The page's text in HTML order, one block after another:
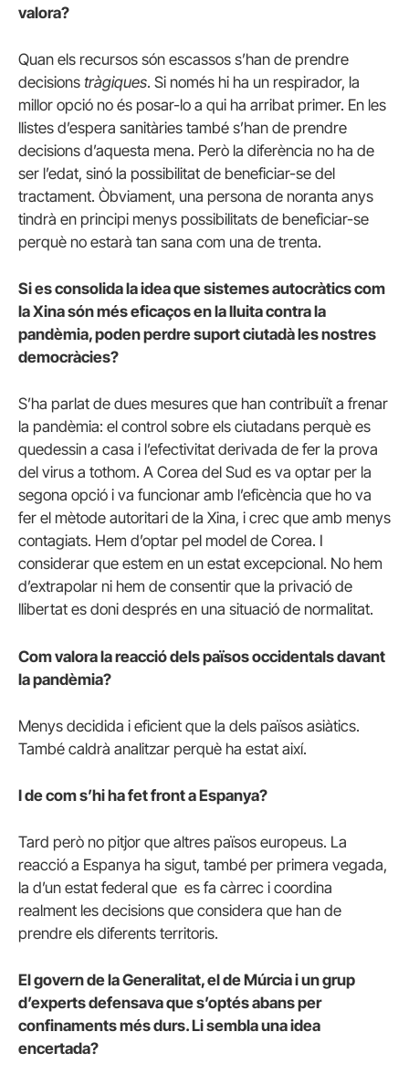
valora?
Quan els recursos són escassos s’han de prendre
decisions tràgiques. Si només hi ha un respirador, la
millor opció no és posar-lo a qui ha arribat primer. En les
llistes d’espera sanitàries també s’han de prendre
decisions d’aquesta mena. Però la diferència no ha de
ser l’edat, sinó la possibilitat de beneficiar-se del
tractament. Òbviament, una persona de noranta anys
tindrà en principi menys possibilitats de beneficiar-se
perquè no estarà tan sana com una de trenta.
Si es consolida la idea que sistemes autocràtics com
la Xina són més eficaços en la lluita contra la
pandèmia, poden perdre suport ciutadà les nostres
democràcies?
S’ha parlat de dues mesures que han contribuït a frenar
la pandèmia: el control sobre els ciutadans perquè es
quedessin a casa i l’efectivitat derivada de fer la prova
del virus a tothom. A Corea del Sud es va optar per la
segona opció i va funcionar amb l’eficència que ho va
fer el mètode autoritari de la Xina, i crec que amb menys
contagiats. Hem d’optar pel model de Corea. I
considerar que estem en un estat excepcional. No hem
d’extrapolar ni hem de consentir que la privació de
llibertat es doni després en una situació de normalitat.
Com valora la reacció dels països occidentals davant
la pandèmia?
Menys decidida i eficient que la dels països asiàtics.
També caldrà analitzar perquè ha estat així.
I de com s’hi ha fet front a Espanya?
Tard però no pitjor que altres països europeus. La
reacció a Espanya ha sigut, també per primera vegada,
la d’un estat federal que es fa càrrec i coordina
realment les decisions que considera que han de
prendre els diferents territoris.
El govern de la Generalitat, el de Múrcia i un grup
d’experts defensava que s’optés abans per
confinaments més durs. Li sembla una idea
encertada?